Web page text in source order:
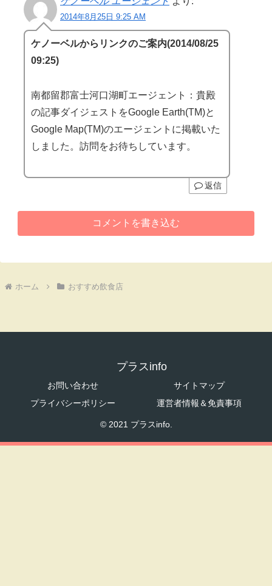
2014年8月25日 9:25 AM
ケノーベルからリンクのご案内(2014/08/25
09:25)
南都留郡富士河口湖町エージェント：貴殿
の記事ダイジェストをGoogle Earth(TM)と
Google Map(TM)のエージェントに掲載いた
しました。訪問をお待ちしています。
返信
コメントを書き込む
ホーム おすすめ飲食店
プラスinfo
お問い合わせ
サイトマップ
プライバシーポリシー
運営者情報＆免責事項
© 2021 プラスinfo.